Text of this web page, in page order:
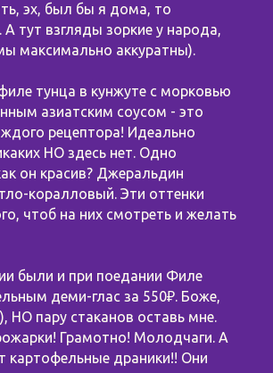
эх, был бы я дома, то
А тут взгляды зоркие у народа,
максимально аккуратны).
тунца в кунжуте с морковью
азиатским соусом - это
рецептора! Идеально
НО здесь нет. Одно
он красив? Джеральдин
коралловый. Эти оттенки
чтоб на них смотреть и желать
были и при поедании Филе
деми-глас за 550₽. Боже,
НО пару стаканов оставь мне.
Грамотно! Молодчаги. А
картофельные драники!! Они